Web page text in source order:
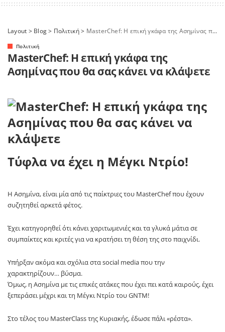
Layout > Blog> Πολιτική> MasterChef: Η επική γκάφα της Ασημίνας που θα σας κάνει να κλάψετε
Πολιτική
MasterChef: Η επική γκάφα της
Ασημίνας που θα σας κάνει να κλάψετε
Τύφλα να έχει η Μέγκι Ντρίο!
Η Ασημίνα, είναι μία από τις παίκτριες του MasterChef που έχουν
συζητηθεί αρκετά φέτος.
Έχει κατηγορηθεί ότι κάνει χαριτωμενιές και τα γλυκά μάτια σε
συμπαίκτες και κριτές για να κρατήσει τη θέση της στο παιχνίδι.
Υπήρξαν ακόμα και σχόλια στα social media που την
χαρακτηρίζουν… βύσμα.
Όμως, η Ασημίνα με τις επικές ατάκες που έχει πει κατά καιρούς, έχει
ξεπεράσει μέχρι και τη Μέγκι Ντρίο του GNTM!
Στο τέλος του MasterClass της Κυριακής, έδωσε πάλι «ρέστα».